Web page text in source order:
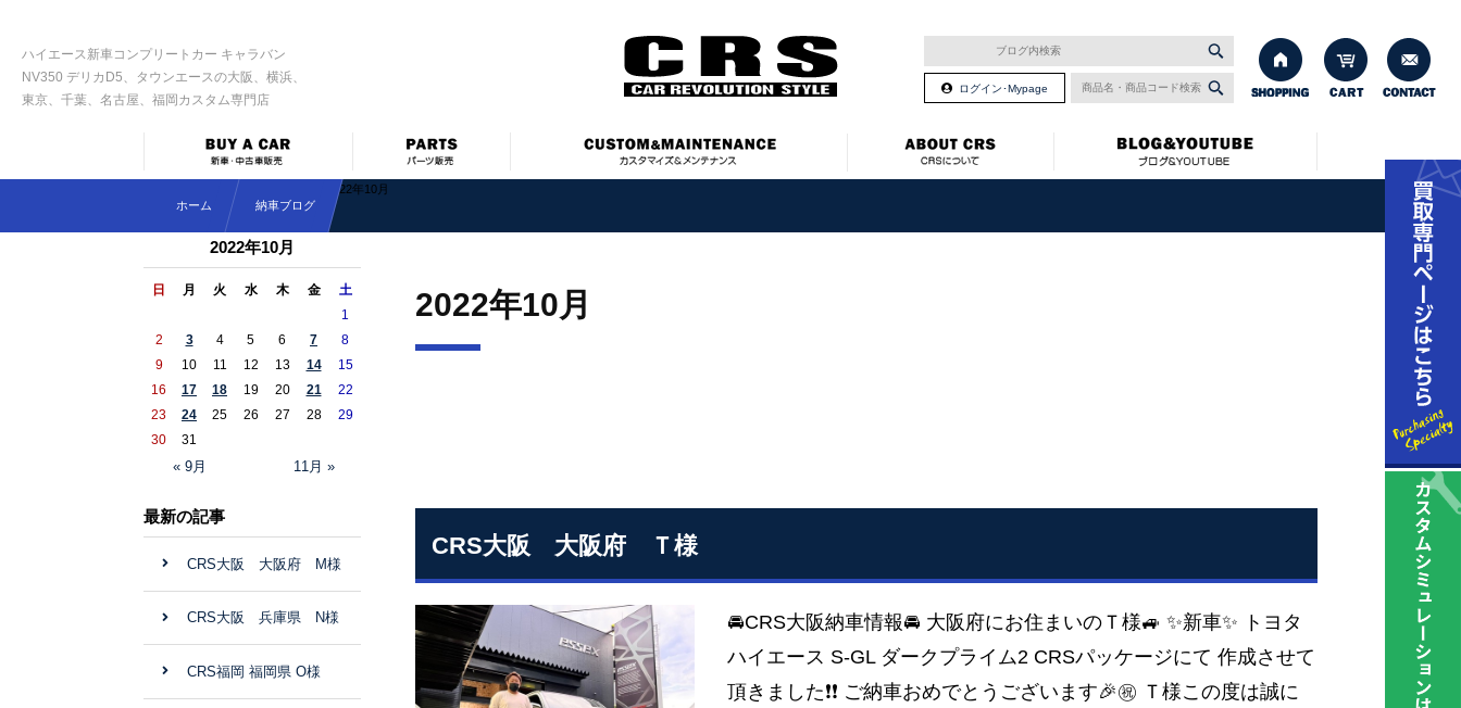
ハイエース新車コンプリートカー キャラバン
NV350 デリカD5、タウンエースの大阪、横浜、
東京、千葉、名古屋、福岡カスタム専門店
ログイン･Mypage
ホーム 納車ブログ
2022年10月
2022年10月
CRS大阪 大阪府 Ｔ様
🚘CRS大阪納車情報🚘 大阪府にお住まいのＴ様🚙 ✨新車✨ トヨタ
ハイエース S-GL ダークプライム2 CRSパッケージにて 作成させて
頂きました❗❗ ご納車おめでとうございます🎉㊗️ Ｔ様この度は誠に
2022年10月
日 月 火 水 木 金 土
« 9月 11月 »
1
2
3 4 5 6 7
8
9
10 11 12 13 14
15
16
17 18 19 20 21
22
23
24 25 26 27 28
29
30
31
最新の記事
CRS大阪 大阪府 M様
CRS大阪 兵庫県 N様
CRS福岡 福岡県 O様